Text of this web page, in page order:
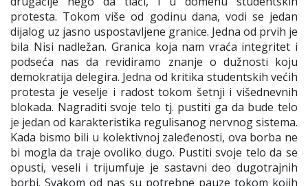
protesta. Tokom više od godinu dana, vodi se jedan
dijalog uz jasno uspostavljene granice. Jedna od prvih je
bila Nisi nadležan. Granica koja nam vraća integritet i
podseća nas da revidiramo znanje o dužnosti koju
demokratija delegira. Jedna od kritika studentskih većih
protesta je veselje i radost tokom šetnji i višednevnih
blokada. Nagraditi svoje telo tj. pustiti ga da bude telo
je jedan od karakteristika regulisanog nervnog sistema.
Kada bismo bili u kolektivnoj zaleđenosti, ova borba ne
bi mogla da traje ovoliko dugo. Pustiti svoje telo da se
opusti, veseli i trijumfuje je sastavni deo dugotrajnih
borbi. Svakom od nas su potrebne pauze tokom kojih